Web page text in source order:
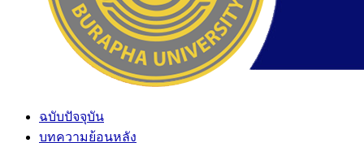
ฉบับปัจจุบัน
บทความย้อนหลัง